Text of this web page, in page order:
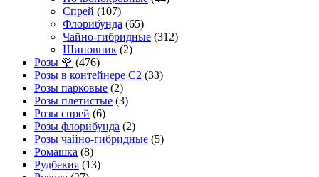
Спрей (107)
Флорибунда (65)
Чайно-гибридные (312)
Шиповник (2)
Розы 🌹 (476)
Розы в контейнере С2 (33)
Розы парковые (2)
Розы плетистые (3)
Розы спрей (6)
Розы флорибунда (2)
Розы чайно-гибридные (5)
Ромашка (8)
Рудбекия (13)